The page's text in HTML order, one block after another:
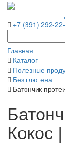
+7 (391) 292-
Главная
Каталог
Полезные
Без глютена
Батончик
Кокос